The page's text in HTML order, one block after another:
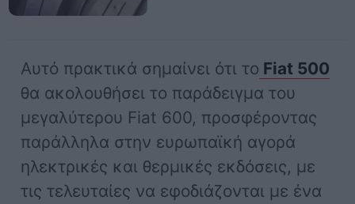
Αυτό πρακτικά σημαίνει ότι το Fiat 500
θα ακολουθήσει το παράδειγμα του
μεγαλύτερου Fiat 600, προσφέροντας
παράλληλα στην ευρωπαϊκή αγορά
ηλεκτρικές και θερμικές εκδόσεις, με
τις τελευταίες να εφοδιάζονται με ένα